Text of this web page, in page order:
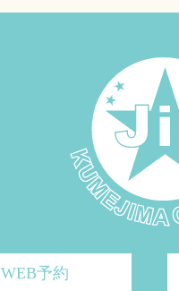
WEB予約